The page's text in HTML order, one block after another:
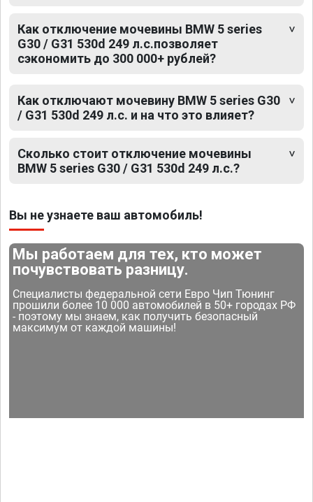
Как отключение мочевины BMW 5 series
G30 / G31 530d 249 л.с.позволяет
сэкономить до 300 000+ рублей?
Как отключают мочевину BMW 5 series G30
/ G31 530d 249 л.с. и на что это влияет?
Сколько стоит отключение мочевины
BMW 5 series G30 / G31 530d 249 л.с.?
Вы не узнаете ваш автомобиль!
Мы работаем для тех, кто может
почувствовать разницу.
Специалисты федеральной сети Евро Чип Тюнинг
прошили более 10 000 автомобилей в 50+ городах РФ
- поэтому мы знаем, как получить безопасный
максимум от каждой машины!